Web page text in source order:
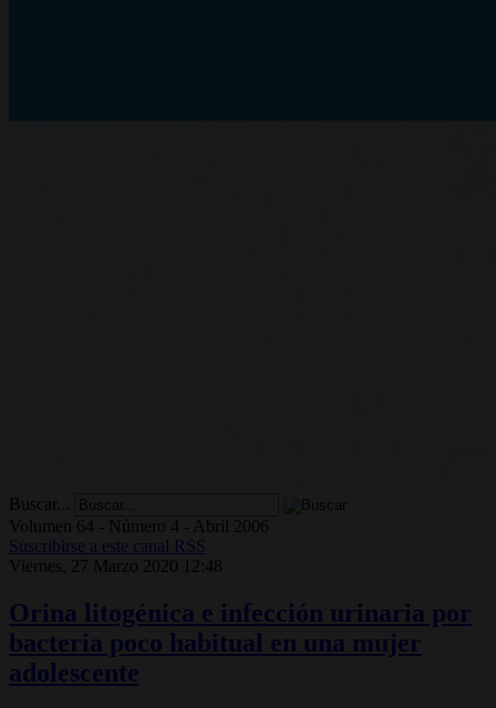
Buscar...
Volumen 64 - Número 4 - Abril 2006
Suscribirse a este canal RSS
Viernes, 27 Marzo 2020 12:48
Orina litogénica e infección urinaria por
bacteria poco habitual en una mujer
adolescente